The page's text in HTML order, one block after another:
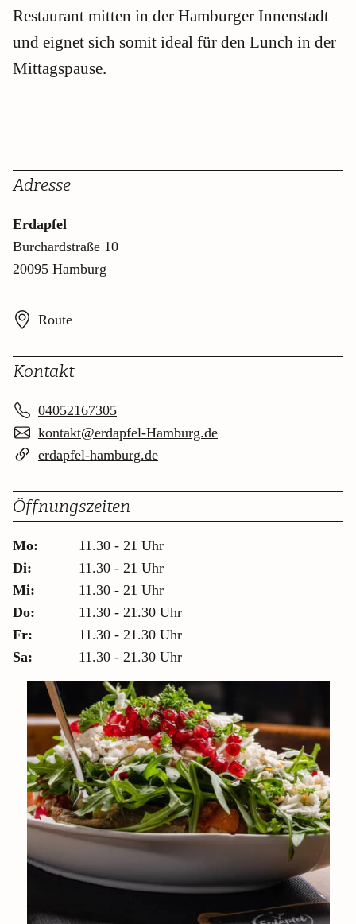
Restaurant mitten in der Hamburger Innenstadt
und eignet sich somit ideal für den Lunch in der
Mittagspause.
Adresse
Erdapfel
Burchardstraße 10
20095 Hamburg
Route
Kontakt
04052167305
kontakt@erdapfel-Hamburg.de
erdapfel-hamburg.de
Öffnungszeiten
Mo:
11.30 - 21 Uhr
Di:
11.30 - 21 Uhr
Mi:
11.30 - 21 Uhr
Do:
11.30 - 21.30 Uhr
Fr:
11.30 - 21.30 Uhr
Sa:
11.30 - 21.30 Uhr